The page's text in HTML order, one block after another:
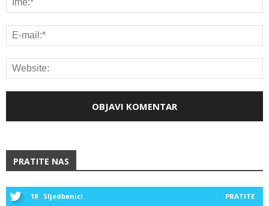
PRATITE NAS
18 Sljedbenici PRATITE